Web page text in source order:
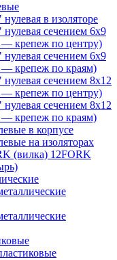
в изоляторе
сечением 6х9
крепеж по центру)
сечением 6х9
крепеж по краям)
сечением 8х12
крепеж по центру)
сечением 8х12
крепеж по краям)
в корпусе
на изоляторах
(вилка) 12FORK